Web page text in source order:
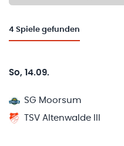
4 Spiele gefunden
So, 14.09.
SG Moorsum
TSV Altenwalde III